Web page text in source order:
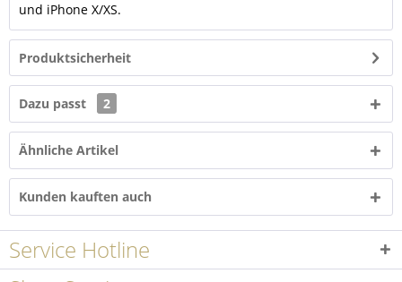
und iPhone X/XS.
Produktsicherheit
Dazu passt 2
Ähnliche Artikel
Kunden kauften auch
Service Hotline